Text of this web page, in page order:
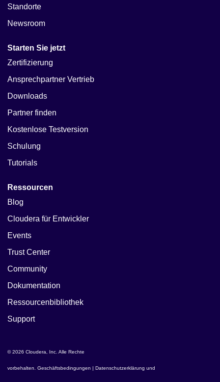
Standorte
Newsroom
Starten Sie jetzt
Zertifizierung
Ansprechpartner Vertrieb
Downloads
Partner finden
Kostenlose Testversion
Schulung
Tutorials
Ressourcen
Blog
Cloudera für Entwickler
Events
Trust Center
Community
Dokumentation
Ressourcenbibliothek
Support
© 2026 Cloudera, Inc. Alle Rechte
vorbehalten. Geschäftsbedingungen Datenschutzerklärung und